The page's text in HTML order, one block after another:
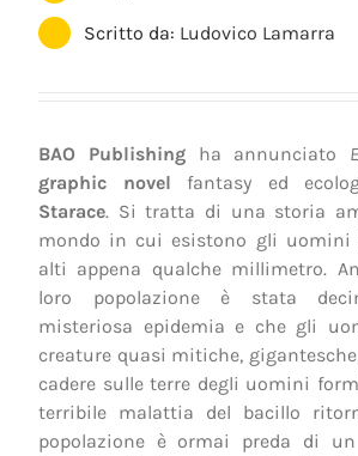
Scritto da: Ludovico Lamarra
BAO Publishingha annunciato
graphic novel fantasy ed
Starace. Si tratta di una storia
mondo in cui esistono gli uomini
alti appena qualche millimetro.
loro popolazione è stata
misteriosa epidemia e che gli
creature quasi mitiche,
cadere sulle terre degli uomini
terribile malattia del bacillo
popolazione è ormai preda di